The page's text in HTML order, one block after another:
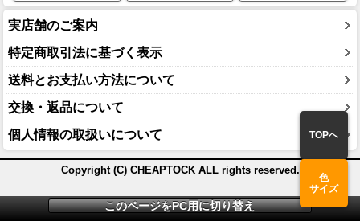
TOPへ
色
サイズ
実店舗のご案内
特定商取引法に基づく表示
送料とお支払い方法について
交換・返品について
個人情報の取扱いについて
Copyright (C) CHEAPTOCK ALL rights reserved.
このページをPC用に切り替え